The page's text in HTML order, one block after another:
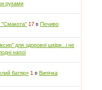
руками
"Смакота" 17 вПечиво
для здоровоі шкіри...і не
напої
батяр» 1 вВипічка